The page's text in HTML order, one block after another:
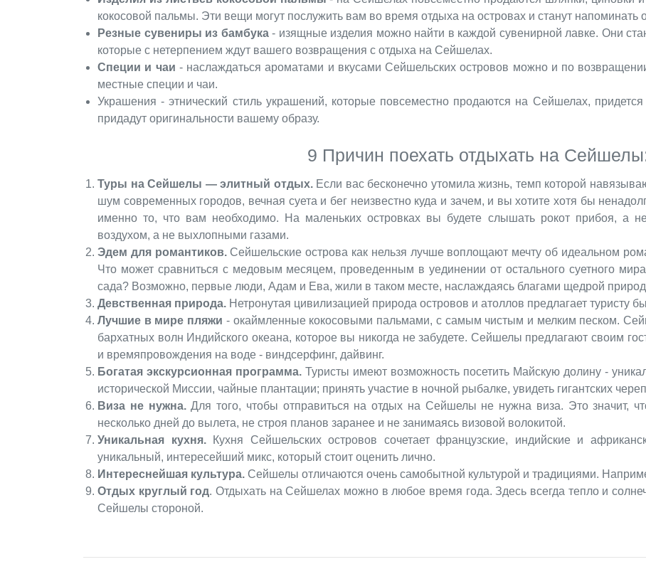
кокосовой пальмы. Эти вещи могут послужить вам во время отдыха на островах и станут напоминать
Резные сувениры из бамбука- изящные изделия можно найти в каждой сувенирной лавке. Они
которые с нетерпением ждут вашего возвращения с отдыха на Сейшелах.
Специи и чаи - наслаждаться ароматами и вкусами Сейшельских островов можно и по
местные специи и чаи.
Украшения - этнический стиль украшений, которые повсеместно продаются на Сейшелах,
придадут оригинальности вашему образу.
9 Причин поехать отдыхать на
Туры на Сейшелы — элитный отдых.Если вас бесконечно утомила жизнь, темп которой
шум современных городов, вечная суета и бег неизвестно куда и зачем, и вы хотите хотя бы
именно то, что вам необходимо. На маленьких островках вы будете слышать рокот прибоя, а
воздухом, а не выхлопными газами.
Эдем для романтиков.Сейшельские острова как нельзя лучше воплощают мечту об идеальном
Что может сравниться с медовым месяцем, проведенным в уединении от остального суетного
сада? Возможно, первые люди, Адам и Ева, жили в таком месте, наслаждаясь благами щедрой
Девственная природа. Нетронутая цивилизацией природа островов и атоллов предлагает туристу
Лучшие в мире пляжи - окаймленные кокосовыми пальмами, с самым чистым и мелким песком.
бархатных волн Индийского океана, которое вы никогда не забудете. Сейшелы предлагают своим
и времяпровождения на воде - виндсерфинг, дайвинг.
Богатая экскурсионная программа. Туристы имеют возможность посетить Майскую долину -
исторической Миссии, чайные плантации; принять участие в ночной рыбалке, увидеть гигантских
Виза не нужна.Для того, чтобы отправиться на отдых на Сейшелы не нужна виза. Это значит,
несколько дней до вылета, не строя планов заранее и не занимаясь визовой волокитой.
Уникальная кухня.
Кухня Сейшельских островов сочетает французские, индийские и
уникальный, интересейший микс, который стоит оценить лично.
Интереснейшая культура. Сейшелы отличаются очень самобытной культурой и традициями.
Отдых круглый год. Отдыхать на Сейшелах можно в любое время года. Здесь всегда тепло и
Сейшелы стороной.